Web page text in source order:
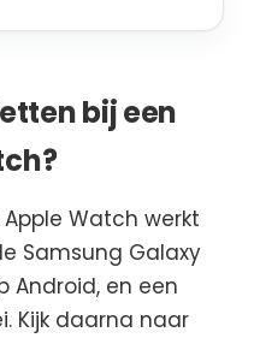
bij een
Apple Watch werkt
Samsung Galaxy
Android, en een
Kijk daarna naar